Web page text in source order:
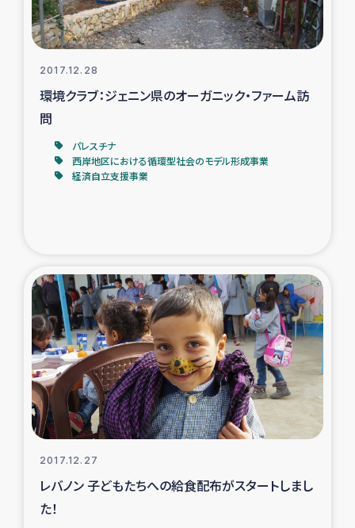
2017.12.28
環境クラブ：ジェニン県のオーガニック・ファーム訪
問
パレスチナ
西岸地区における循環型社会のモデル形成事業
経済自立支援事業
2017.12.27
レバノン 子どもたちへの給食配布がスタートしまし
た！